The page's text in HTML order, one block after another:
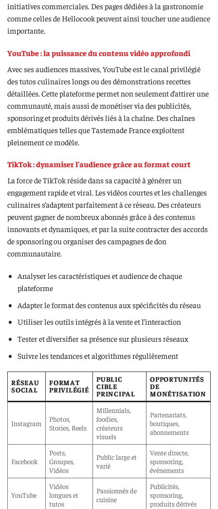
initiatives commerciales. Des pages dédiées à la gastronomie
comme celles de Hellocook peuvent ainsi toucher une audience
importante.
YouTube : la puissance du contenu vidéo approfondi
Avec ses audiences massives, YouTube est le canal privilégié
des tutos culinaires longs ou des démonstrations recettes
détaillées. Cette plateforme permet non seulement d’attirer une
communauté, mais aussi de monétiser via des publicités,
sponsoring et produits dérivés liés à la chaîne. Des chaînes
emblématiques telles que Tastemade France exploitent
pleinement ce modèle.
TikTok : dynamiser l’audience grâce au format court
La force de TikTok réside dans sa capacité à générer un
engagement rapide et viral. Les vidéos courtes et les challenges
culinaires s’adaptent parfaitement à ce réseau. Des créateurs
peuvent gagner de nombreux abonnés grâce à des contenus
innovants et dynamiques, et par la suite contracter des accords
de sponsoring ou organiser des campagnes de don
communautaire.
Analyser les caractéristiques et audience de chaque
plateforme
Adapter le format des contenus aux spécificités du réseau
Utiliser les outils intégrés à la vente et l’interaction
Tester et diversifier sa présence sur plusieurs réseaux
Suivre les tendances et algorithmes régulièrement
RÉSEAU
SOCIAL
FORMAT
PRIVILÉGIÉ
PUBLIC
CIBLE
PRINCIPAL
OPPORTUNITÉS
DE
MONÉTISATION
Instagram
Photos,
Stories, Reels
Millennials,
foodies,
créateurs
visuels
Partenariats,
boutiques,
abonnements
Facebook
Posts,
Groupes,
Vidéos
Public large et
varié
Vente directe,
sponsoring,
événements
YouTube
Vidéos
longues et
tutos
Passionnés de
cuisine
Publicités,
sponsoring,
produits dérivés